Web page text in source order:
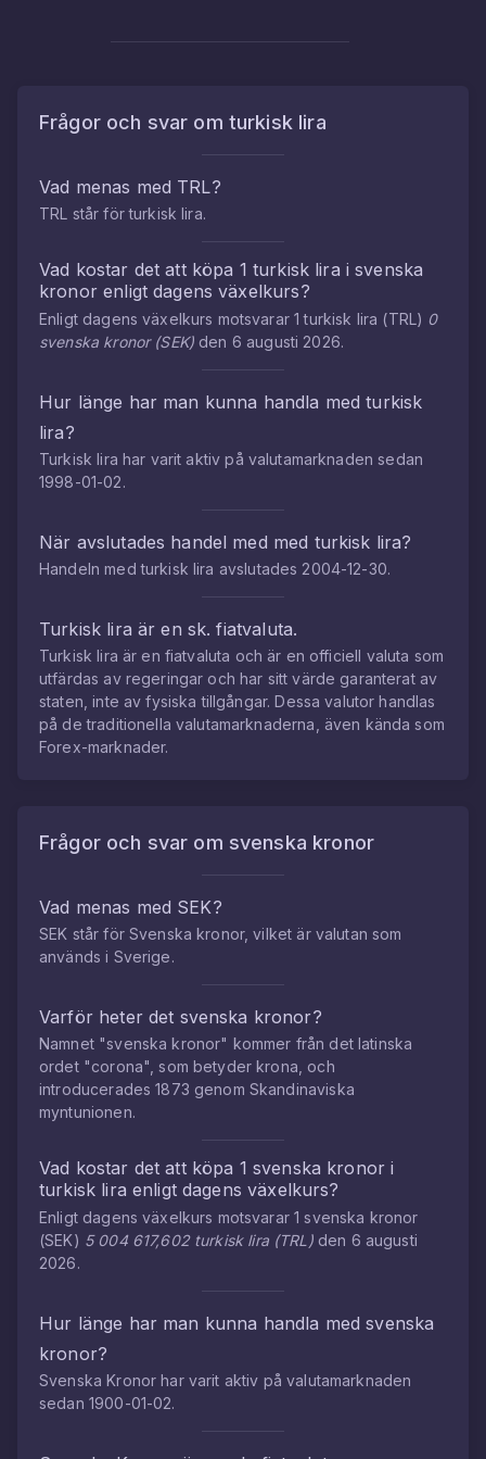
Frågor och svar om turkisk lira
Vad menas med TRL?
TRL står förturkisk lira.
Vad kostar det att köpa 1 turkisk lira isvenska
kronorenligt dagens växelkurs?
Enligt dagens växelkurs motsvarar1 turkisk lira (TRL ) 0
svenska kronor(SEK) den 6 augusti 2026.
Hur länge har man kunna handla medturkisk
lira?
Turkisk lira har varit aktiv på valutamarknaden sedan
1998-01-02.
När avslutades handel med med turkisk lira?
Handeln medturkisk lira avslutades 2004-12-30.
Turkisk lira är en sk. fiatvaluta.
Turkisk lira är en fiatvaluta och är en officiell valuta som
utfärdas av regeringar och har sitt värde garanterat av
staten, inte av fysiska tillgångar. Dessa valutor handlas
på de traditionella valutamarknaderna, även kända som
Forex-marknader.
Frågor och svar om svenska kronor
Vad menas med SEK?
SEK står för Svenska kronor, vilket är valutan som
används i Sverige.
Varför heter det svenska kronor?
Namnet "svenska kronor" kommer från det latinska
ordet "corona", som betyder krona, och
introducerades 1873 genom Skandinaviska
myntunionen.
Vad kostar det att köpa 1 svenska kronor i
turkisk lira enligt dagens växelkurs?
Enligt dagens växelkurs motsvarar1 svenska kronor
(SEK) 5 004 617,602 turkisk lira(TRL )den 6 augusti
2026.
Hur länge har man kunna handla medsvenska
kronor?
Svenska Kronor har varit aktiv på valutamarknaden
sedan 1900-01-02.